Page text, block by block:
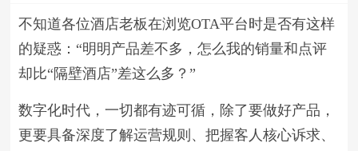
字体：大 中 小
不知道各位酒店老板在浏览OTA平台时是否有这样
的疑惑：“明明产品差不多，怎么我的销量和点评
却比“隔壁酒店”差这么多？”
数字化时代，一切都有迹可循，除了要做好产品，
更要具备深度了解运营规则、把握客人核心诉求、